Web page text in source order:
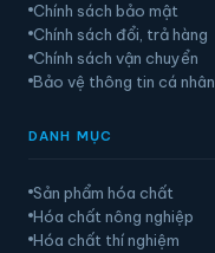
Chính sách bảo mật
Chính sách đổi, trả hàng
Chính sách vận chuyển
Bảo vệ thông tin cá nhân
DANH MỤC
Sản phẩm hóa chất
Hóa chất nông nghiệp
Hóa chất thí nghiệm